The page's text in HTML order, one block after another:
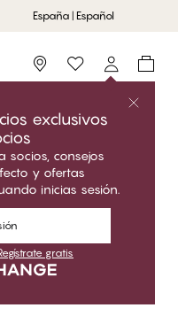
España | Español
Storefinder
exclusivos
socios, consejos
y ofertas
inicias sesión.
gratis
exclusivas para
conectado.